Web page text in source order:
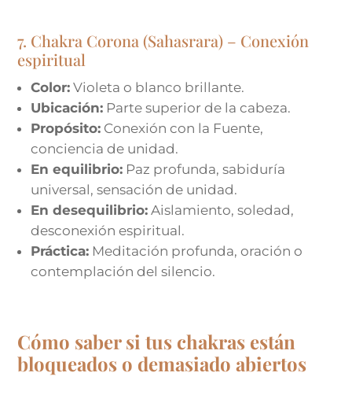
7. Chakra Corona (Sahasrara) – Conexión
espiritual
Color: Violeta o blanco brillante.
Ubicación: Parte superior de la cabeza.
Propósito: Conexión con la Fuente,
conciencia de unidad.
En equilibrio: Paz profunda, sabiduría
universal, sensación de unidad.
En desequilibrio: Aislamiento, soledad,
desconexión espiritual.
Práctica: Meditación profunda, oración o
contemplación del silencio.
Cómo saber si tus chakras están
bloqueados o demasiado abiertos